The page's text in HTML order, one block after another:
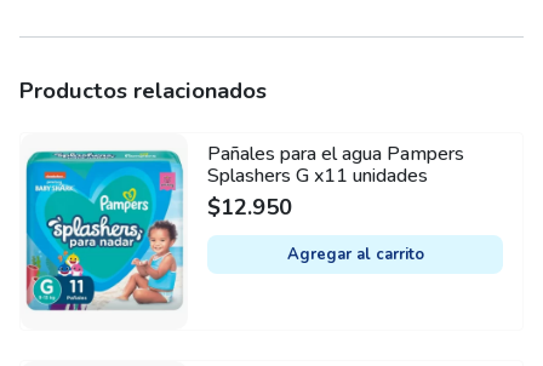
Productos relacionados
Pañales para el agua Pampers
Splashers G x11 unidades
$12.950
Agregar al carrito